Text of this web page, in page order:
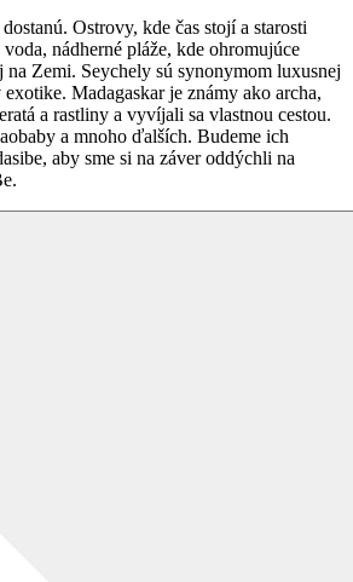
Ostrovy, kde čas stojí a starosti
nádherné pláže, kde ohromujúce
na Zemi. Seychely sú synonymom luxusnej
Madagaskar je známy ako archa,
a rastliny a vyvíjali sa vlastnou cestou.
a mnoho ďalších. Budeme ich
aby sme si na záver oddýchli na